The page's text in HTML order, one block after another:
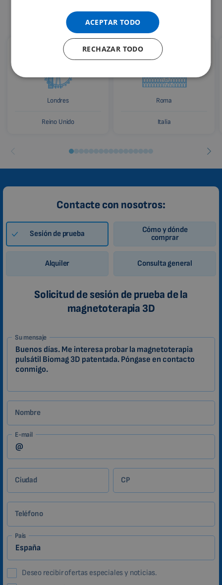
Londres
Reino Unido
Roma
Italia
Contacte con nosotros:
Sesión de prueba
Cómo y dónde
comprar
Alquiler Consulta general
Solicitud de sesión de prueba de la
magnetoterapia 3D
1-
ES
Zákazník
Su mensaje
Nombre
E-mail
Ciudad CP
Teléfono
País
Deseo recibir ofertas especiales y noticias.
SPANISH
CATALAN
MALAYSIAN
ROMANIAN
ACEPTAR TODO
RECHAZAR TODO